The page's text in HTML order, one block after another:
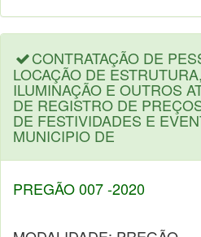
CONTRATAÇÃO DE
LOCAÇÃO DE
ILUMINAÇÃO E OUTROS
DE REGISTRO DE
DE FESTIVIDADES E
MUNICIPIO DE
PREGÃO 007 -2020